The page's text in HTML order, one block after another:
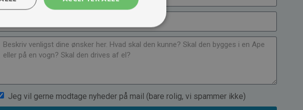
Jeg vil gerne modtage nyheder på mail (bare rolig, vi spammer ikke)